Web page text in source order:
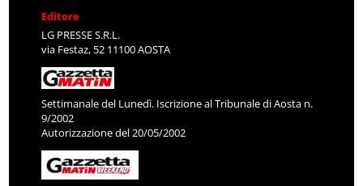
Editore
LG PRESSE S.R.L.
via Festaz, 52 11100 AOSTA
Settimanale del Lunedì. Iscrizione al Tribunale di Aosta n.
9/2002
Autorizzazione del 20/05/2002